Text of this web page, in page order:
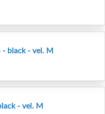
- black - vel. M
- vel. M